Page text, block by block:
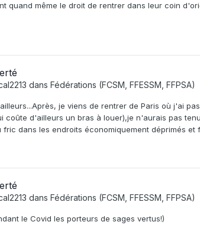
quand même le droit de rentrer dans leur coin
dans Fédérations (FCSM, FFESSM, FFPSA)
je viens de rentrer de Paris où j'ai
d'ailleurs un bras à louer),je n'aurais pas
dans les endroits économiquement déprimés et
dans Fédérations (FCSM, FFESSM, FFPSA)
le Covid les porteurs de sages vertus!)